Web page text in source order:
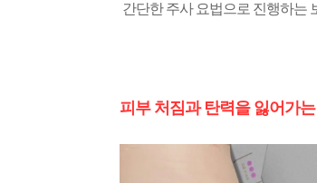
간단한 주사 요법으로 진행하는
피부 처짐과 탄력을 잃어가